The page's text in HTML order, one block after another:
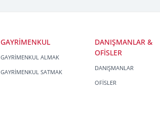
GAYRİMENKUL
GAYRİMENKUL ALMAK
GAYRİMENKUL SATMAK
DANIŞMANLAR &
OFİSLER
DANIŞMANLAR
OFİSLER